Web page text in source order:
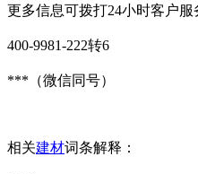
更多信息可拨打24小时客户服
400-9981-222转6
***（微信同号）
相关建材词条解释：